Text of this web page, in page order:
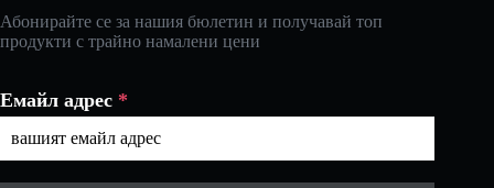
Абонирайте се за нашия бюлетин и получавай топ
продукти с трайно намалени цени
Емайл адрес *